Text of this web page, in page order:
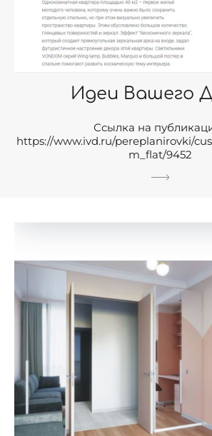
Идеи Вашего
Ссылка на
https://www.ivd.ru/pereplanirovki/
m_flat/9452